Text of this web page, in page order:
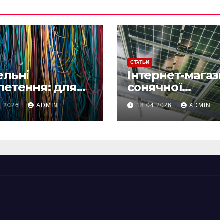
для
та які
ADMIN
СТАТЬИ
Інтернет-
сонячної
енергетики
«Правильне
18.04.2026 ADMIN